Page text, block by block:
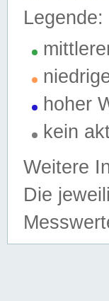
Legende:
hoher
kein
Weitere
Die